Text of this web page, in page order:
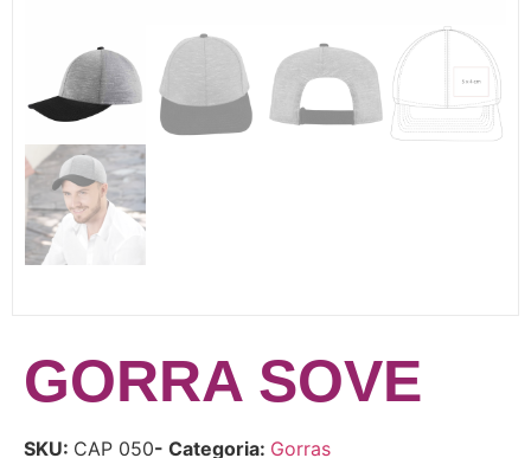
GORRA SOVE
SKU: CAP 050- Categoria: Gorras